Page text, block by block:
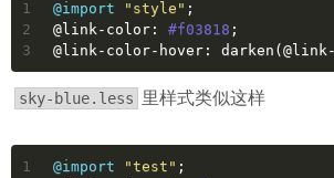
1
2
3
@import "style" ;
@link-color:
#f03818 ;
@link-color-hover:
darken(
sky-blue.less 里样式类似这样
1
@import "test" ;